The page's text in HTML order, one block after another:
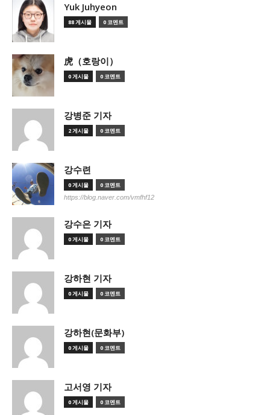
Yuk Juhyeon
88 게시물 0 코멘트
虎（호랑이）
0 게시물 0 코멘트
강병준 기자
2 게시물 0 코멘트
강수련
0 게시물 0 코멘트
https://blog.naver.com/vmfhf12
강수은 기자
0 게시물 0 코멘트
강하현 기자
0 게시물 0 코멘트
강하현(문화부)
0 게시물 0 코멘트
고서영 기자
0 게시물 0 코멘트